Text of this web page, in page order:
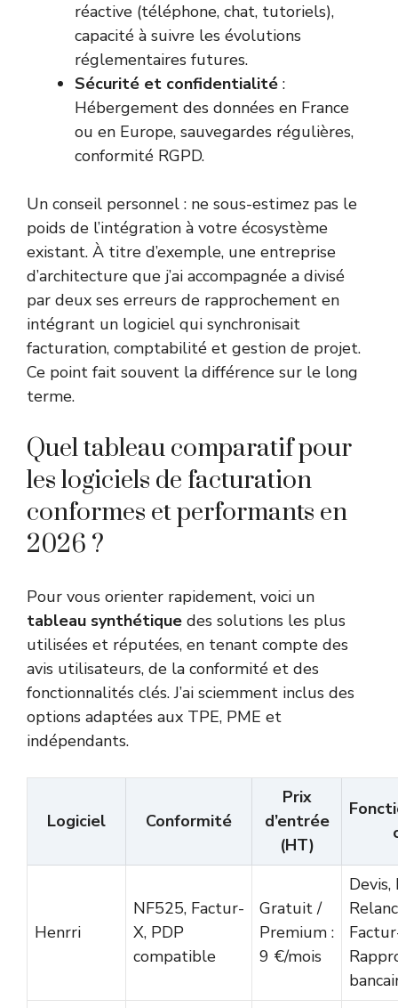
réactive (téléphone, chat, tutoriels),
capacité à suivre les évolutions
réglementaires futures.
Sécurité et confidentialité :
Hébergement des données en France
ou en Europe, sauvegardes régulières,
conformité RGPD.
Un conseil personnel : ne sous-estimez pas le
poids de l’intégration à votre écosystème
existant. À titre d’exemple, une entreprise
d’architecture que j’ai accompagnée a divisé
par deux ses erreurs de rapprochement en
intégrant un logiciel qui synchronisait
facturation, comptabilité et gestion de projet.
Ce point fait souvent la différence sur le long
terme.
Quel tableau comparatif pour
les logiciels de facturation
conformes et performants en
2026 ?
Pour vous orienter rapidement, voici un
tableau synthétique des solutions les plus
utilisées et réputées, en tenant compte des
avis utilisateurs, de la conformité et des
fonctionnalités clés. J’ai sciemment inclus des
options adaptées aux TPE, PME et
indépendants.
Logiciel Conformité
Prix
d’entrée
(HT)
Henrri
NF525, Factur-
X, PDP
compatible
Gratuit /
Premium :
9 €/mois
Devis,